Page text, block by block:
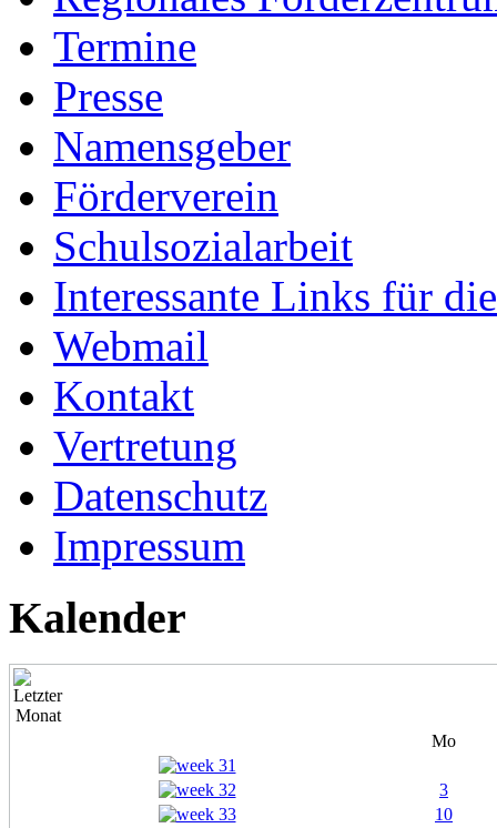
Termine
Presse
Namensgeber
Förderverein
Schulsozialarbeit
Interessante Links für
Webmail
Kontakt
Vertretung
Datenschutz
Impressum
Kalender
Mo
3
10